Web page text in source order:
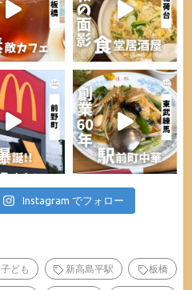
Instagram でフォロー
子ども 新高島平駅 板橋